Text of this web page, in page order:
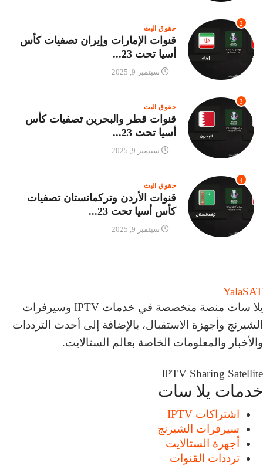
2
حقوق البث
قنوات الإمارات وإيران تصفيات كأس
أسيا تحت 23...
سبتمبر 9, 2025
3
حقوق البث
قنوات قطر والبحرين تصفيات كأس
أسيا تحت 23...
سبتمبر 9, 2025
4
حقوق البث
قنوات الأردن وتركمانستان تصفيات
كأس أسيا تحت 23...
سبتمبر 9, 2025
YalaSAT
يلا سات منصة متخصصة في خدمات IPTV وسيرفرات
الشيرنج وأجهزة الاستقبال، بالإضافة إلى أحدث الترددات
والأخبار والمعلومات الخاصة بعالم الستالايت.
IPTV Sharing Satellite
خدمات يلا سات
اشتراكات IPTV
سيرفرات الشيرنج
أجهزة الستالايت
ترددات القنوات